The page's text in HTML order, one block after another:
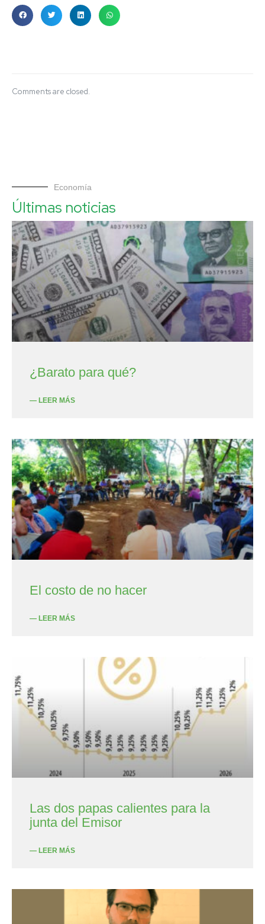
Comments are closed.
Economía
Últimas noticias
¿Barato para qué?
— LEER MÁS
El costo de no hacer
— LEER MÁS
Las dos papas calientes para la
junta del Emisor
— LEER MÁS